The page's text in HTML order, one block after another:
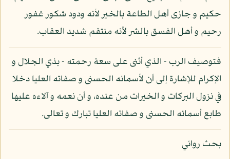
حكيم و جازى أهل الطاعة بالخير لأنه ودود شكور غفور
رحيم و أهل الفسق بالشر لأنه منتقم شديد العقاب.
فتوصيف الرب - الذي أثنى على سعة رحمته - بذي الجلال و
الإكرام للإشارة إلى أن لأسمائه الحسنى و صفاته العليا دخلا
في نزول البركات و الخيرات من عنده، و أن نعمه و آلاءه عليها
طابع أسمائه الحسنى و صفاته العليا تبارك و تعالى.
بحث روائي